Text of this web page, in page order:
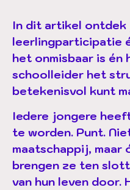
In dit artikel ontdek
leerlingparticipatie
het onmisbaar is
schoolleider het
betekenisvol kunt
Iedere jongere
te worden. Punt.
maatschappij, maar
brengen ze ten
van hun leven door.